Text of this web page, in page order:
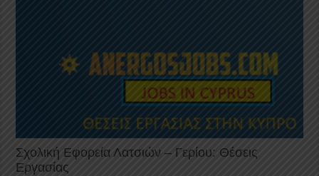
Σχολική Εφορεία Λατσιών – Γερίου: Θέσεις
Εργασίας